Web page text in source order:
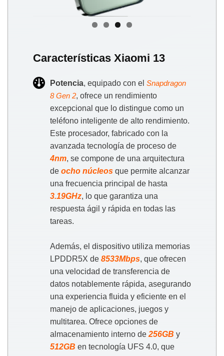
Características Xiaomi 13
Potencia, equipado con el Snapdragon
8 Gen 2, ofrece un rendimiento
excepcional que lo distingue como un
teléfono inteligente de alto rendimiento.
Este procesador, fabricado con la
avanzada tecnología de proceso de
4nm, se compone de una arquitectura
de ocho núcleos que permite alcanzar
una frecuencia principal de hasta
3.19GHz, lo que garantiza una
respuesta ágil y rápida en todas las
tareas.
Además, el dispositivo utiliza memorias
LPDDR5X de 8533Mbps, que ofrecen
una velocidad de transferencia de
datos notablemente rápida, asegurando
una experiencia fluida y eficiente en el
manejo de aplicaciones, juegos y
multitarea. Ofrece opciones de
almacenamiento interno de 256GB y
512GB en tecnología UFS 4.0, que